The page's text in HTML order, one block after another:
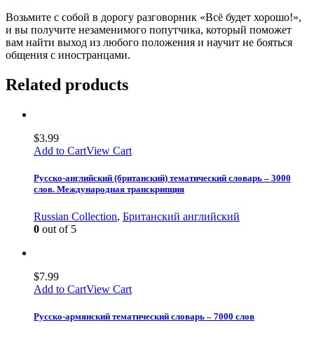
Возьмите с собой в дорогу разговорник «Всё будет хорошо!»,
и вы получите незаменимого попутчика, который поможет
вам найти выход из любого положения и научит не бояться
общения с иностранцами.
Related products
$3.99
Add to CartView Cart
Русско-английский (британский) тематический словарь – 3000
слов. Международная транскрипция
Russian Collection, Британский английский
0 out of 5
$7.99
Add to CartView Cart
Русско-армянский тематический словарь – 7000 слов